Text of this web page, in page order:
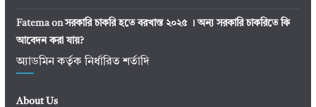
Fatemaonসরকারি চাকরি হতে বরখাস্ত ২০২৫ । অন্য সরকারি চাকরিতে কি
আবেদন করা যায়?
অ্যাডমিন কর্তৃক নির্ধারিত শর্তাদি
About Us